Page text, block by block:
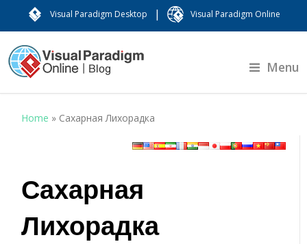
Visual Paradigm Desktop | Visual Paradigm Online
Menu
Home » Сахарная Лихорадка
Сахарная
Лихорадка